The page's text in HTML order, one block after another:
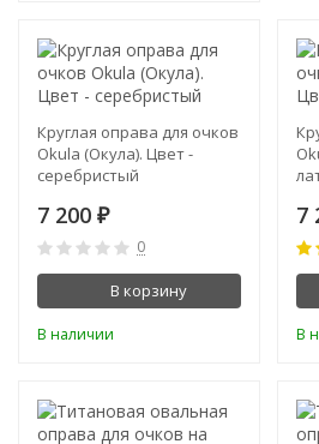
Круглая оправа для очков
Okula (Окула). Цвет -
серебристый
7 200 ₽
0
В корзину
В наличии
7
В